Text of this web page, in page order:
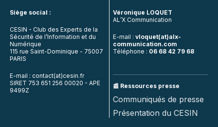
Siège social :
CESIN - Club des Experts de la
Sécurité de l’Information et du
Numérique
115 rue Saint-Dominique - 75007
PARIS
E-mail : contact(at)cesin.fr
SIRET 753 651 256 00020 - APE
9499Z
Véronique LOQUET
AL’X Communication
E-mail :vloquet(at)alx-
communication.com
Téléphone : 06 68 42 79 68
📰 Ressources presse
Communiqués de presse
Présentation du CESIN